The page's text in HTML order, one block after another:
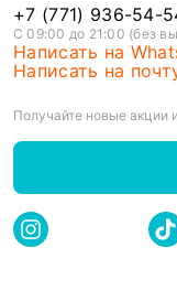
+7 (771) 936-54-
С 09:00 до 21:00 (без
Написать на
Написать на
Получайте новые акции